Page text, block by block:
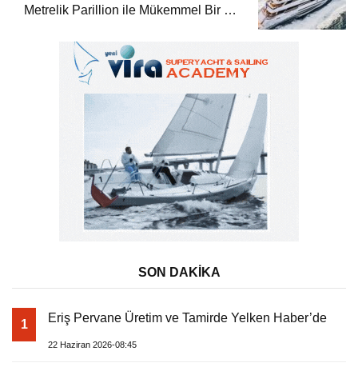
Metrelik Parillion ile Mükemmel Bir Yat
SON DAKİKA
1 Eriş Pervane Üretim ve Tamirde Yelken Haber’de
22 Haziran 2026-08:45